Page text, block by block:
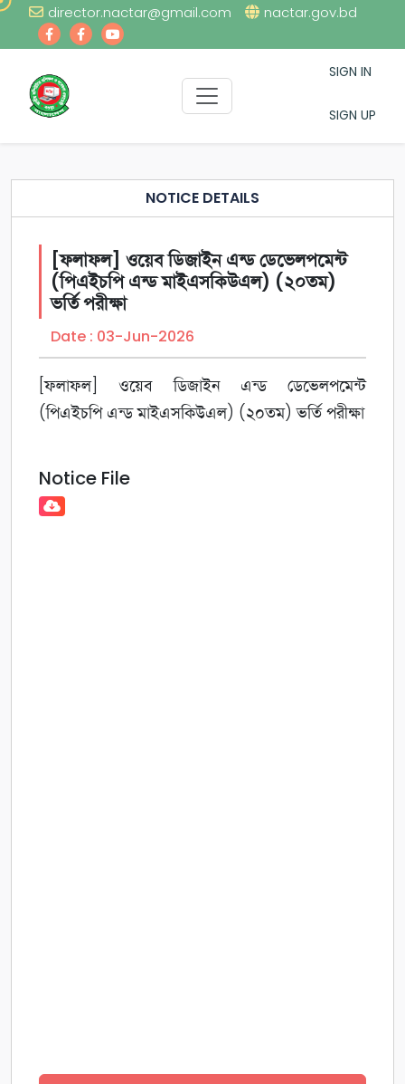
director.nactar@gmail.com nactar.gov.bd
SIGN IN
SIGN UP
NOTICE DETAILS
[ফলাফল] ওয়েব ডিজাইন এন্ড ডেভেলপমেন্ট
(পিএইচপি এন্ড মাইএসকিউএল) (২০তম)
ভর্তি পরীক্ষা
Date : 03-Jun-2026
[ফলাফল] ওয়েব ডিজাইন এন্ড ডেভেলপমেন্ট
(পিএইচপি এন্ড মাইএসকিউএল) (২০তম) ভর্তি পরীক্ষা
Notice File